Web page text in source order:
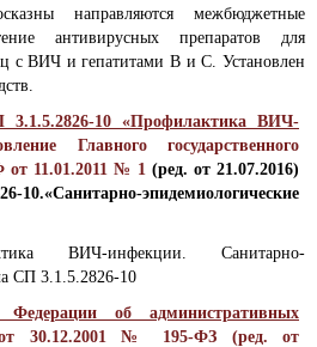
направляются межбюджетные
антивирусных препаратов для
с ВИЧ и гепатитами B и C. Установлен
3.1.5.2826-10 «Профилактика ВИЧ-
Главного государственного
от 11.01.2011 № 1 (ред. от 21.07.2016)
10.«Санитарно-эпидемиологические
ВИЧ-инфекции. Санитарно-
СП 3.1.5.2826-10
Федерации об административных
30.12.2001 № 195-ФЗ (ред. от